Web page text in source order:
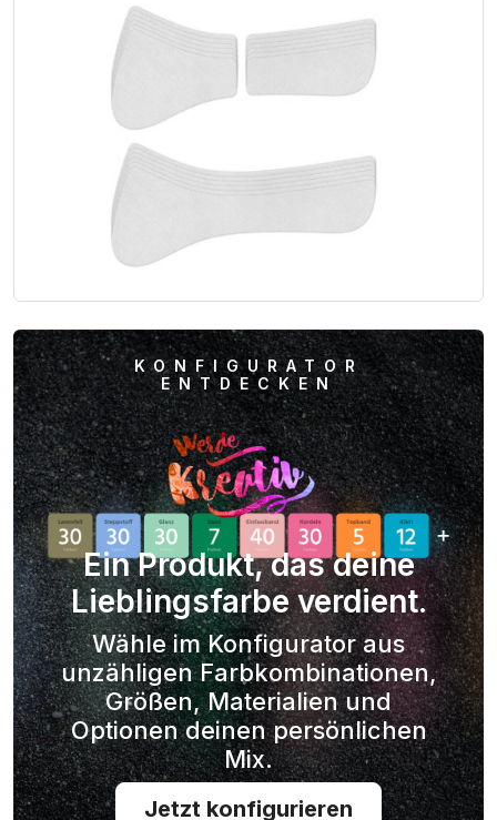
KONFIGURATOR
ENTDECKEN
Ein Produkt, das deine
Lieblingsfarbe verdient.
Wähle im Konfigurator aus
unzähligen Farbkombinationen,
Größen, Materialien und
Optionen deinen persönlichen
Mix.
Jetzt konfigurieren